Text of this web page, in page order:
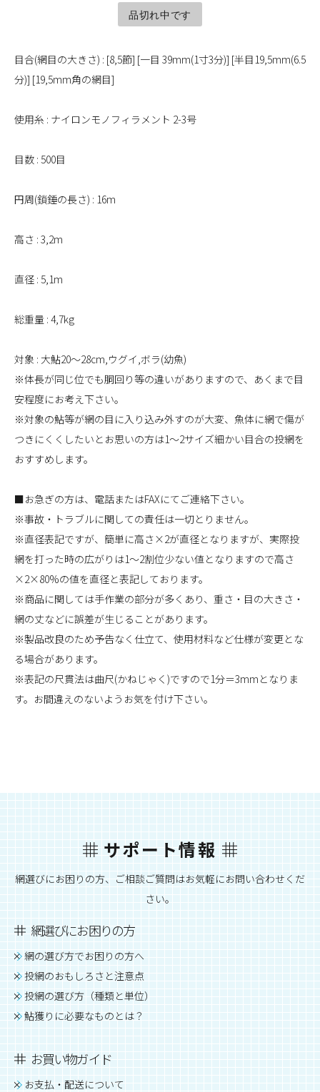
品切れ中です
目合(網目の大きさ) : [8,5節] [一目 39mm(1寸3分)] [半目19,5mm(6.5
分)] [19,5mm角の網目]
使用糸 : ナイロンモノフィラメント 2-3号
目数 : 500目
円周(鎖錘の長さ) : 16m
高さ : 3,2m
直径 : 5,1m
総重量 : 4,7kg
対象 : 大鮎20～28cm,ウグイ,ボラ(幼魚)
※体長が同じ位でも胴回り等の違いがありますので、あくまで目
安程度にお考え下さい。
※対象の鮎等が網の目に入り込み外すのが大変、魚体に網で傷が
つきにくくしたいとお思いの方は1～2サイズ細かい目合の投網を
おすすめします。
■お急ぎの方は、電話またはFAXにてご連絡下さい。
※事故・トラブルに関しての責任は一切とりません。
※直径表記ですが、簡単に高さ×2が直径となりますが、実際投
網を打った時の広がりは1～2割位少ない値となりますので高さ
×2×80%の値を直径と表記しております。
※商品に関しては手作業の部分が多くあり、重さ・目の大きさ・
網の丈などに誤差が生じることがあります。
※製品改良のため予告なく仕立て、使用材料など仕様が変更とな
る場合があります。
※表記の尺貫法は曲尺(かねじゃく)ですので1分＝3mmとなりま
す。お間違えのないようお気を付け下さい。
サポート情報
網選びにお困りの方、ご相談ご質問はお気軽にお問い合わせくだ
さい。
網選びにお困りの方
網の選び方でお困りの方へ
投網のおもしろさと注意点
投網の選び方（種類と単位）
鮎獲りに必要なものとは？
お買い物ガイド
お支払・配送について